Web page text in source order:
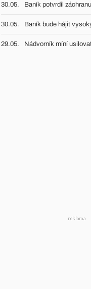
30.05. Baník potvrdil
30.05. Baník bude hájit
29.05. Nádvorník míní